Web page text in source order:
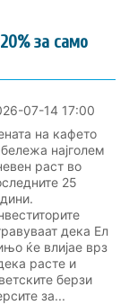
за само
07-14 17:00
на кафето
најголем
раст во
25
дека Ел
ќе влијае врз
расте и
берзи
за...